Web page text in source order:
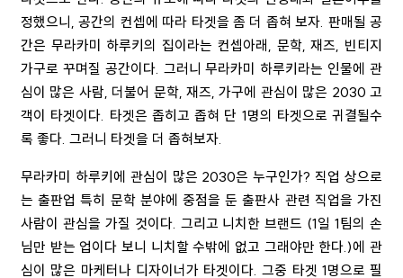
정했으니 ,공간의 컨셉에 따라 타겟을 좀 더 좁혀 보자. 판매될 공
간은 무라카미 하루키의 집이라는 컨셉아래, 문학,재즈, 빈티지
가구로 꾸며질 공간이다. 그러니 무라카미 하루키라는 인물에 관
심이 많은 사람, 더불어 문학,재즈,가구에 관심이 많은 2030고
객이 타겟이다. 타겟은 좁히고 좁혀 단 1명의 타겟으로 귀결될수
록 좋다. 그러니 타겟을 더 좁혀보자.
무라카미 하루키에 관심이 많은 2030은 누구인가?직업 상으로
는 출판업 특히 문학 분야에 중점을 둔 출판사 관련 직업을 가진
사람이 관심을 가질 것이다. 그리고 니치한 브랜드 (1일1팀의 손
님만 받는 업이다 보니 니치할 수밖에 없고 그래야만 한다.)에 관
심이 많은 마케터나 디자이너가 타겟이다. 그중 타겟 1명으로 필